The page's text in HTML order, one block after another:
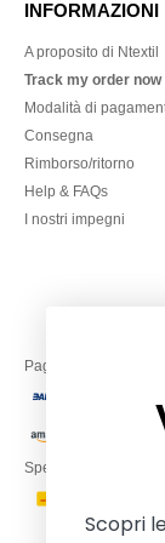
INFORMAZIONI
A proposito di Ntextil
Track my order now
Modalità di
Consegna
Rimborso/ritorno
Help & FAQs
I nostri impegni
Paga con
Spediamo con
Scopri